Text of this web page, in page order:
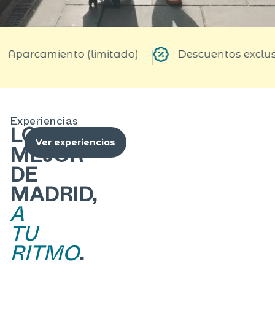
Descuentos exclusivos Beneficios por
Experiencias
LO
MEJOR
DE
MADRID,
A
TU
RITMO.
Ver experiencias